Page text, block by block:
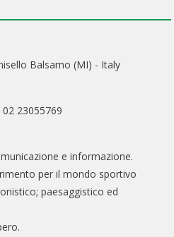
Balsamo (MI) - Italy
23055769
e informazione.
per il mondo sportivo
paesaggistico ed